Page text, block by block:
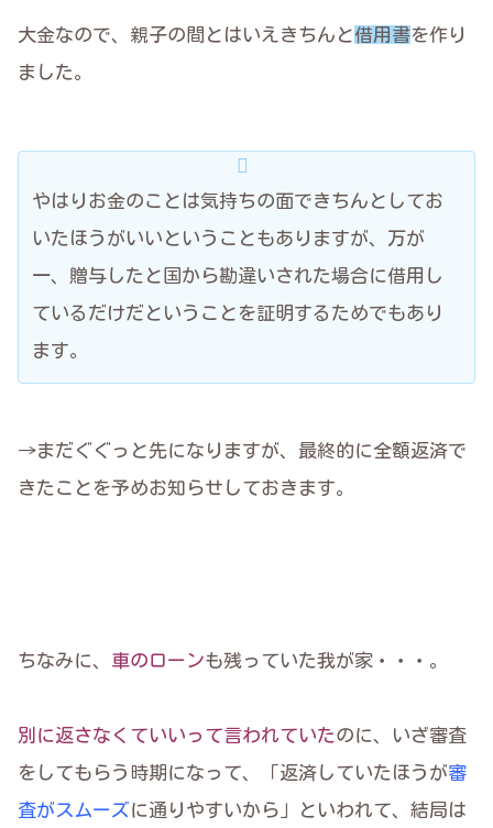
大金なので、親子の間とはいえきちんと借用書を作り
ました。
やはりお金のことは気持ちの面できちんとしてお
いたほうがいいということもありますが、万が
一、贈与したと国から勘違いされた場合に借用し
ているだけだということを証明するためでもあり
ます。
→まだぐぐっと先になりますが、最終的に全額返済で
きたことを予めお知らせしておきます。
ちなみに、 車のローンも残っていた我が家・・・。
別に返さなくていいって言われていたのに、いざ審査
をしてもらう時期になって、「返済していたほうが審
査がスムーズに通りやすいから」といわれて、結局は